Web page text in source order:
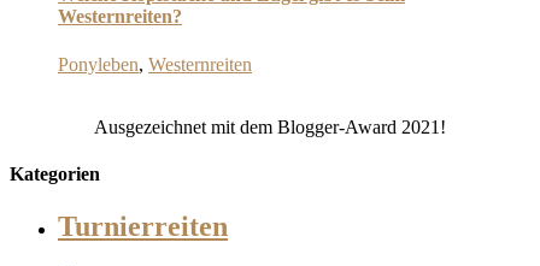
Westernreiten?
Ponyleben, Westernreiten
Ausgezeichnet mit dem Blogger-Award 2021!
Kategorien
Turnierreiten